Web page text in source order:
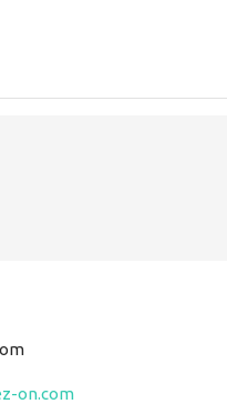
on.com